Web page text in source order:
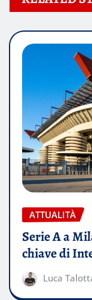
ATTUALITÀ
Serie A a
chiave di
Luca